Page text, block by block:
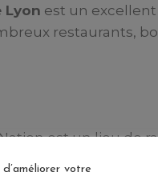
Lyon est un excellent
restaurants,
est un lieu de
reposer et
votre